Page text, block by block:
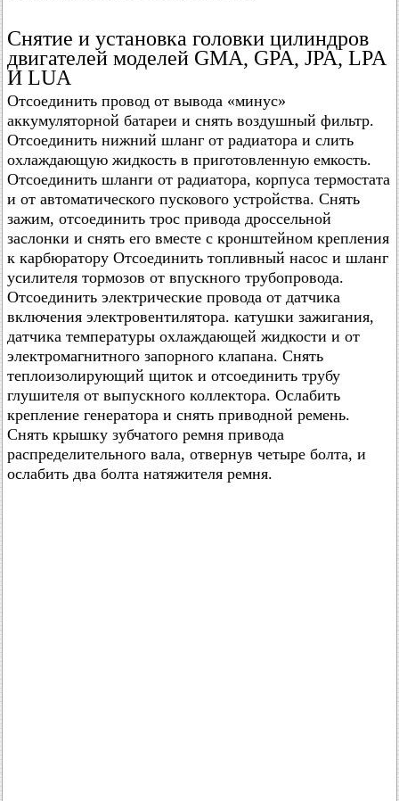
Снятие и установка головки цилиндров
двигателей моделей GMA, GPA, JPA, LPA
И LUA
Отсоединить провод от вывода «минус»
аккумуляторной батареи и снять воздушный фильтр.
Отсоединить нижний шланг от радиатора и слить
охлаждающую жидкость в приготовленную емкость.
Отсоединить шланги от радиатора, корпуса термостата
и от автоматического пускового устройства. Снять
зажим, отсоединить трос привода дроссельной
заслонки и снять его вместе с кронштейном крепления
к карбюратору Отсоединить топливный насос и шланг
усилителя тормозов от впускного трубопровода.
Отсоединить электрические провода от датчика
включения электровентилятора. катушки зажигания,
датчика температуры охлаждающей жидкости и от
электромагнитного запорного клапана. Снять
теплоизолирующий щиток и отсоединить трубу
глушителя от выпускного коллектора. Ослабить
крепление генератора и снять приводной ремень.
Снять крышку зубчатого ремня привода
распределительного вала, отвернув четыре болта, и
ослабить два болта натяжителя ремня.